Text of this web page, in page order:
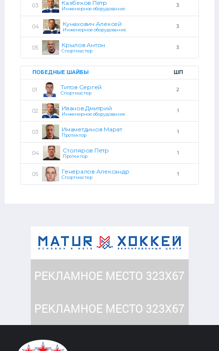
Казбеков Петр
Инженерное оборудование
3
Кунахович Алексей
Инженерное оборудование
3
Крылов Антон
Спортмастер
3
ПОБЕДНЫЕ ШАЙБЫ ШП
Титов Сергей
Спортмастер
2
Иванов Дмитрий
Инженерное оборудование
1
Имаметдинов Марат
Протектор
1
Столяров Петр
Протектор
1
Генералов Александр
Спортмастер
1